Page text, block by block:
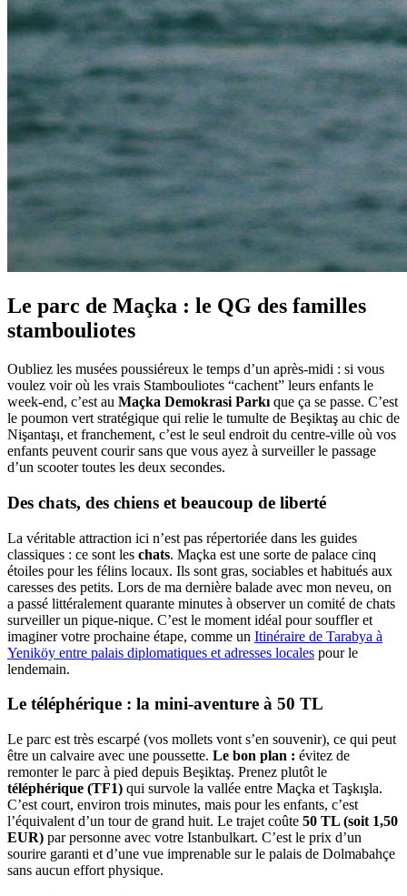
Le parc de Maçka : le QG des familles
stambouliotes
Oubliez les musées poussiéreux le temps d’un après-midi : si vous
voulez voir où les vrais Stambouliotes “cachent” leurs enfants le
week-end, c’est au Maçka Demokrasi Parkı que ça se passe. C’est
le poumon vert stratégique qui relie le tumulte de Beşiktaş au chic de
Nişantaşı, et franchement, c’est le seul endroit du centre-ville où vos
enfants peuvent courir sans que vous ayez à surveiller le passage
d’un scooter toutes les deux secondes.
Des chats, des chiens et beaucoup de liberté
La véritable attraction ici n’est pas répertoriée dans les guides
classiques : ce sont les chats. Maçka est une sorte de palace cinq
étoiles pour les félins locaux. Ils sont gras, sociables et habitués aux
caresses des petits. Lors de ma dernière balade avec mon neveu, on
a passé littéralement quarante minutes à observer un comité de chats
surveiller un pique-nique. C’est le moment idéal pour souffler et
imaginer votre prochaine étape, comme un Itinéraire de Tarabya à
Yeniköy entre palais diplomatiques et adresses locales pour le
lendemain.
Le téléphérique : la mini-aventure à 50 TL
Le parc est très escarpé (vos mollets vont s’en souvenir), ce qui peut
être un calvaire avec une poussette. Le bon plan : évitez de
remonter le parc à pied depuis Beşiktaş. Prenez plutôt le
téléphérique (TF1) qui survole la vallée entre Maçka et Taşkışla.
C’est court, environ trois minutes, mais pour les enfants, c’est
l’équivalent d’un tour de grand huit. Le trajet coûte 50 TL (soit 1,50
EUR) par personne avec votre Istanbulkart. C’est le prix d’un
sourire garanti et d’une vue imprenable sur le palais de Dolmabahçe
sans aucun effort physique.